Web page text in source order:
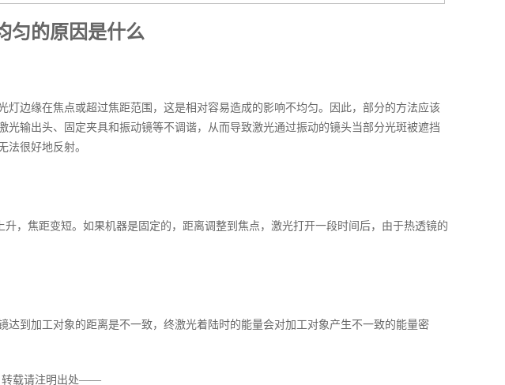
匀的原因是什么
边缘在焦点或超过焦距范围，这是相对容易造成的影响不均匀。因此，部分的方法应该
输出头、固定夹具和振动镜等不调谐，从而导致激光通过振动的镜头当部分光斑被遮挡
很好地反射。
，焦距变短。如果机器是固定的，距离调整到焦点，激光打开一段时间后，由于热透镜的
到加工对象的距离是不一致，终激光着陆时的能量会对加工对象产生不一致的能量密
载请注明出处——